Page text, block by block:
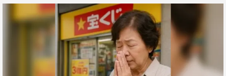
配信情報
2nd Single「Bye-Good-Bye」